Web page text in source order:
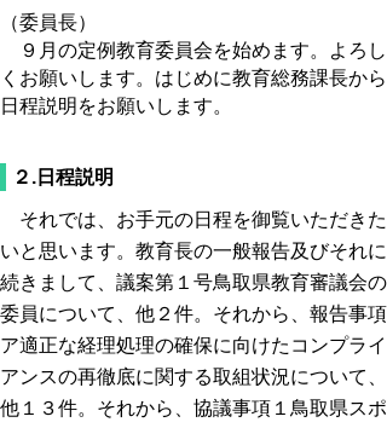
（委員長）
９月の定例教育委員会を始めます。よろし
くお願いします。はじめに教育総務課長から
日程説明をお願いします。
２.日程説明
それでは、お手元の日程を御覧いただきた
いと思います。教育長の一般報告及びそれに
続きまして、議案第１号鳥取県教育審議会の
委員について、他２件。それから、報告事項
ア適正な経理処理の確保に向けたコンプライ
アンスの再徹底に関する取組状況について、
他１３件。それから、協議事項１鳥取県スポ